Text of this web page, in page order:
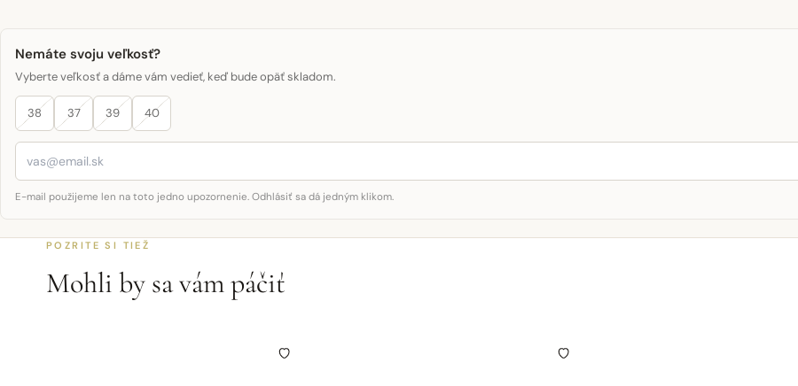
Nemáte svoju veľkosť?
Vyberte veľkosť a dáme vám vedieť, keď bude opäť skladom.
38 37 39 40
E-mail použijeme len na toto jedno upozornenie. Odhlásiť sa dá jedným klikom.
POZRITE SI TIEŽ
Mohli by sa vám páčiť